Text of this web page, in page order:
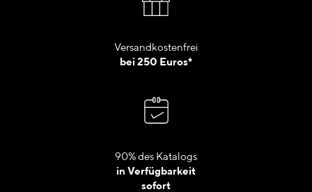
Versandkostenfrei
bei 250 Euros*
90% des Katalogs
in Verfügbarkeit
sofort